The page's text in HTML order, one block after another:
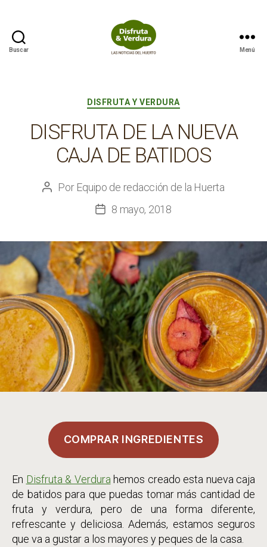
Buscar Menú
Categorías
DISFRUTA Y VERDURA
DISFRUTA DE LA NUEVA
CAJA DE BATIDOS
Autor
Por Equipo de redacción de la Huerta
Fecha
la
entrada
8 mayo, 2018
COMPRAR INGREDIENTES
En Disfruta & Verdura hemos creado esta nueva caja
de batidos para que puedas tomar más cantidad de
fruta y verdura, pero de una forma diferente,
refrescante y deliciosa. Además, estamos seguros
que va a gustar a los mayores y peques de la casa.